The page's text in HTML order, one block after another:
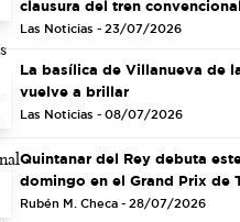
clausura del tren convencional
Las Noticias - 23/07/2026
La basílica de Villanueva de
vuelve a brillar
Las Noticias - 08/07/2026
Quintanar del Rey debuta
domingo en el Grand Prix de
Rubén M. Checa - 28/07/2026